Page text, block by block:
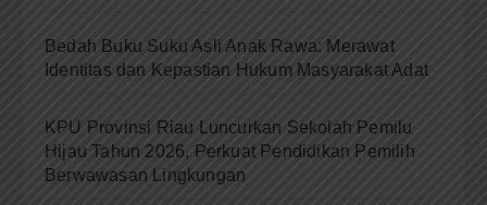
Bedah Buku Suku Asli Anak Rawa: Merawat
Identitas dan Kepastian Hukum Masyarakat Adat
KPU Provinsi Riau Luncurkan Sekolah Pemilu
Hijau Tahun 2026, Perkuat Pendidikan Pemilih
Berwawasan Lingkungan